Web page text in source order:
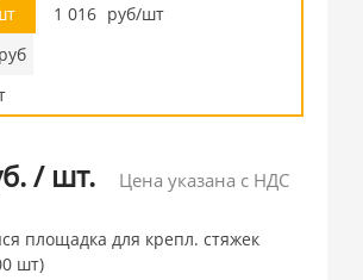
1 016 руб/шт
/ шт. Цена указана с НДС
площадка для крепл. стяжек
шт)